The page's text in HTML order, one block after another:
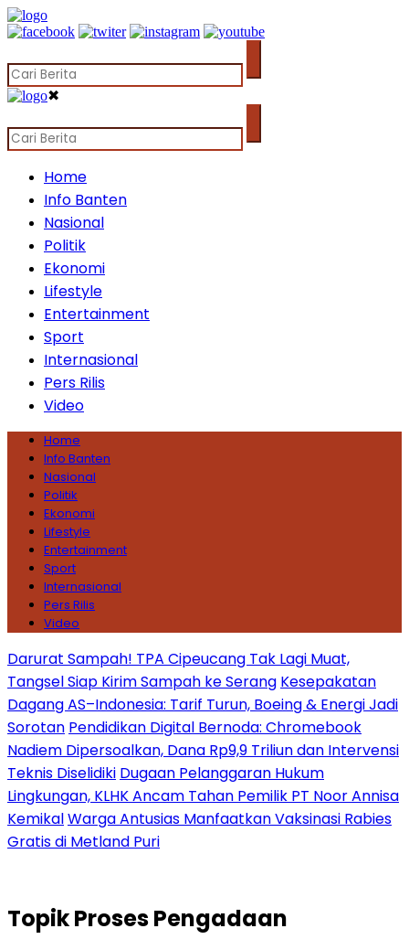
✖
Home
Info Banten
Nasional
Politik
Ekonomi
Lifestyle
Entertainment
Sport
Internasional
Pers Rilis
Video
Home
Info Banten
Nasional
Politik
Ekonomi
Lifestyle
Entertainment
Sport
Internasional
Pers Rilis
Video
Darurat Sampah! TPA Cipeucang Tak Lagi Muat,
Tangsel Siap Kirim Sampah ke Serang Kesepakatan
Dagang AS–Indonesia: Tarif Turun, Boeing & Energi Jadi
Sorotan Pendidikan Digital Bernoda: Chromebook
Nadiem Dipersoalkan, Dana Rp9,9 Triliun dan Intervensi
Teknis Diselidiki Dugaan Pelanggaran Hukum
Lingkungan, KLHK Ancam Tahan Pemilik PT Noor Annisa
KemikalWarga Antusias Manfaatkan Vaksinasi Rabies
Gratis di Metland Puri
TopikProses Pengadaan